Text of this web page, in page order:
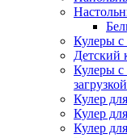
Кулеры с
Детский
Кулеры
загрузкой
Кулер
Кулер
Кулер